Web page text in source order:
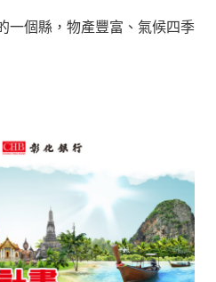
一個縣，物產豐富、氣候四季